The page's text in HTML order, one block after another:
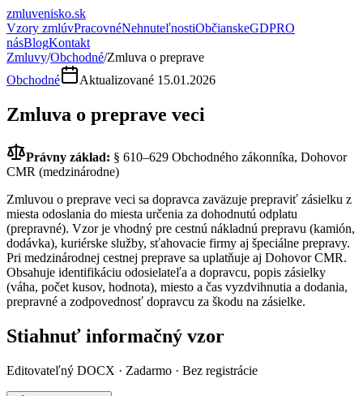
zmluvenisko.sk
Vzory zmlúvPracovnéNehnuteľnostiObčianskeGDPRO
násBlogKontakt
Zmluvy/Obchodné/Zmluva o preprave
Obchodné
Aktualizované 15.01.2026
Zmluva o preprave veci
Právny základ: § 610–629 Obchodného zákonníka, Dohovor
CMR (medzinárodne)
Zmluvou o preprave veci sa dopravca zaväzuje prepraviť zásielku z
miesta odoslania do miesta určenia za dohodnutú odplatu
(prepravné). Vzor je vhodný pre cestnú nákladnú prepravu (kamión,
dodávka), kuriérske služby, sťahovacie firmy aj špeciálne prepravy.
Pri medzinárodnej cestnej preprave sa uplatňuje aj Dohovor CMR.
Obsahuje identifikáciu odosielateľa a dopravcu, popis zásielky
(váha, počet kusov, hodnota), miesto a čas vyzdvihnutia a dodania,
prepravné a zodpovednosť dopravcu za škodu na zásielke.
Stiahnuť informačný vzor
Editovateľný DOCX · Zadarmo · Bez registrácie